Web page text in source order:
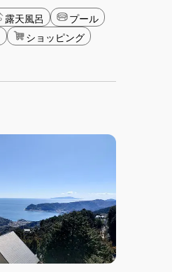
露天風呂
プール
ショッピング